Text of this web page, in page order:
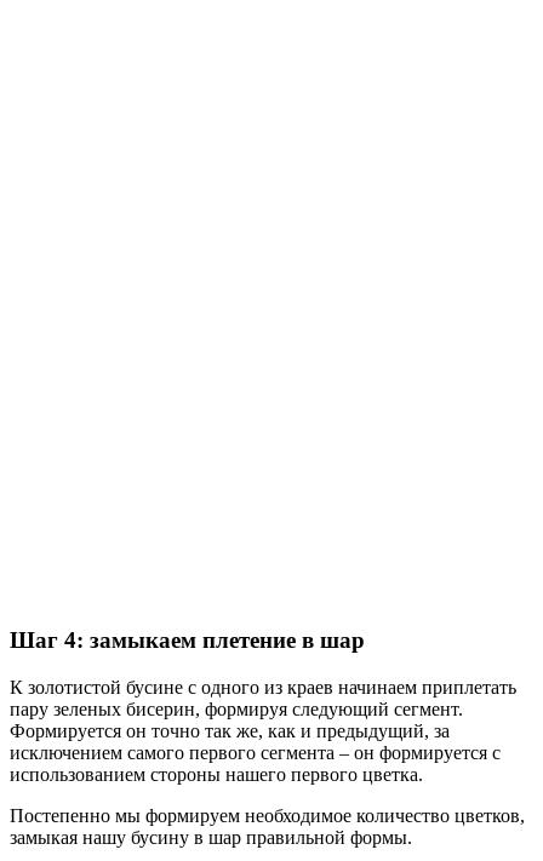
Шаг 4: замыкаем плетение в шар
К золотистой бусине с одного из краев начинаем приплетать
пару зеленых бисерин, формируя следующий сегмент.
Формируется он точно так же, как и предыдущий, за
исключением самого первого сегмента – он формируется с
использованием стороны нашего первого цветка.
Постепенно мы формируем необходимое количество цветков,
замыкая нашу бусину в шар правильной формы.